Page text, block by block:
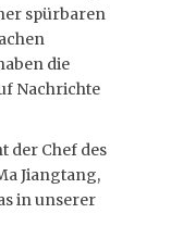
spürbaren
die
Nachrichte
der Chef des
Jiangtang,
in unserer